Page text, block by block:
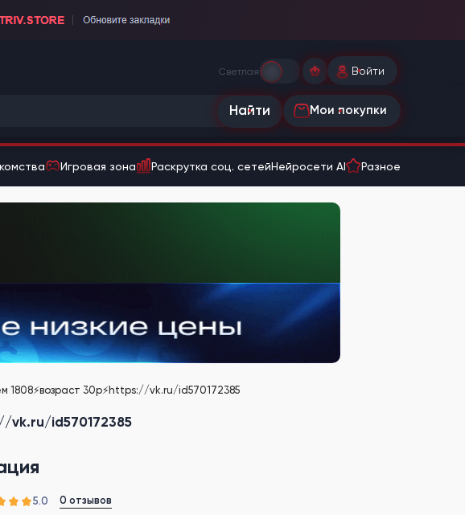
Светлая Войти
Найти Мои покупки
Игровая зона Раскрутка соц. сетейНейросети AI Разное
1808⚡️возраст 30р⚡️https://vk.ru/id570172385
vk.ru/id570172385
5.0 0 отзывов